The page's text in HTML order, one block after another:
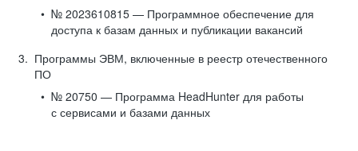
№ 2023610815 — Программное обеспечение для
доступа к базам данных и публикации вакансий
Программы ЭВМ, включенные в реестр отечественного
ПО
№ 20750 — Программа HeadHunter для работы
с сервисами и базами данных